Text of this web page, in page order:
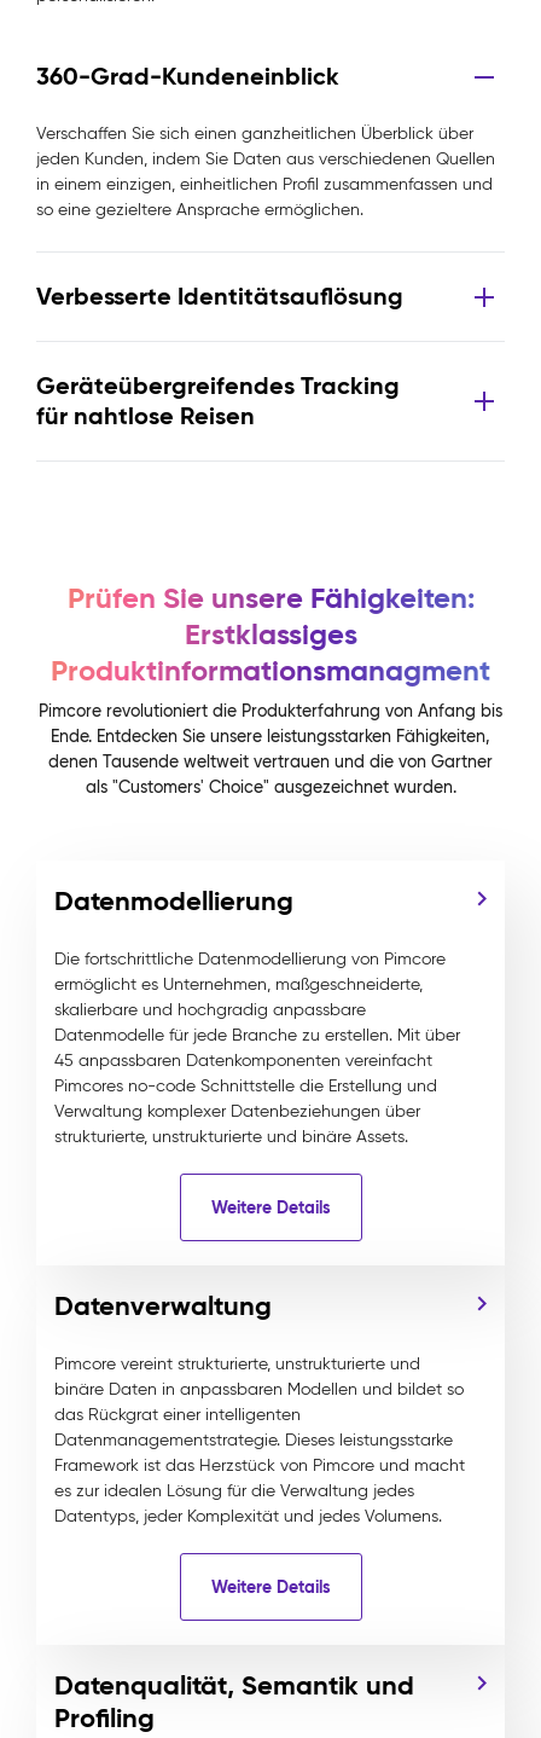
360-Grad-Kundeneinblick
Verschaffen Sie sich einen ganzheitlichen Überblick über
jeden Kunden, indem Sie Daten aus verschiedenen Quellen
in einem einzigen, einheitlichen Profil zusammenfassen und
so eine gezieltere Ansprache ermöglichen.
Verbesserte Identitätsauflösung
Geräteübergreifendes Tracking
für nahtlose Reisen
Prüfen Sie unsere Fähigkeiten:
Erstklassiges
Produktinformationsmanagment
Pimcore revolutioniert die Produkterfahrung von Anfang bis
Ende. Entdecken Sie unsere leistungsstarken Fähigkeiten,
denen Tausende weltweit vertrauen und die von Gartner
als "Customers' Choice" ausgezeichnet wurden.
Datenmodellierung
Die fortschrittliche Datenmodellierung von Pimcore
ermöglicht es Unternehmen, maßgeschneiderte,
skalierbare und hochgradig anpassbare
Datenmodelle für jede Branche zu erstellen. Mit über
45 anpassbaren Datenkomponenten vereinfacht
Pimcores no-code Schnittstelle die Erstellung und
Verwaltung komplexer Datenbeziehungen über
strukturierte, unstrukturierte und binäre Assets.
Weitere Details
Datenverwaltung
Pimcore vereint strukturierte, unstrukturierte und
binäre Daten in anpassbaren Modellen und bildet so
das Rückgrat einer intelligenten
Datenmanagementstrategie. Dieses leistungsstarke
Framework ist das Herzstück von Pimcore und macht
es zur idealen Lösung für die Verwaltung jedes
Datentyps, jeder Komplexität und jedes Volumens.
Weitere Details
Datenqualität, Semantik und
Profiling